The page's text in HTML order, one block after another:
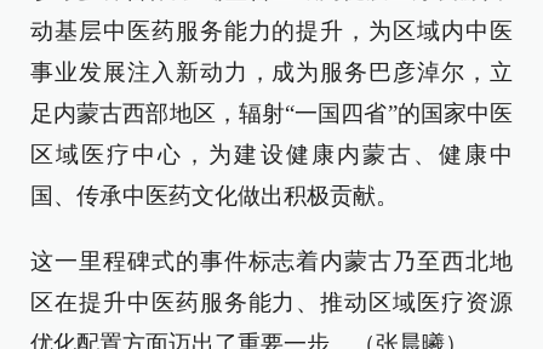
动基层中医药服务能力的提升，为区域内中医
事业发展注入新动力，成为服务巴彦淖尔，立
足内蒙古西部地区，辐射“一国四省”的国家中医
区域医疗中心，为建设健康内蒙古、健康中
国、传承中医药文化做出积极贡献。
这一里程碑式的事件标志着内蒙古乃至西北地
区在提升中医药服务能力、推动区域医疗资源
优化配置方面迈出了重要一步。（张晨曦）